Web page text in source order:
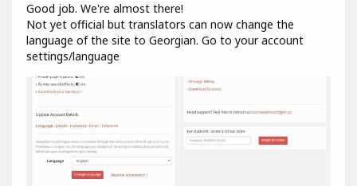
Good job. We're almost there!
Not yet official but translators can now change the
language of the site to Georgian. Go to your account
settings/language